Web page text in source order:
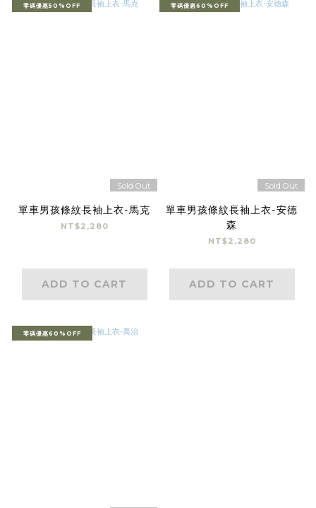
零碼優惠50%OFF
Sold Out
單車男孩條紋長袖上衣-馬克
NT$2,280
ADD TO CART
零碼優惠60%OFF
Sold Out
單車男孩條紋長袖上衣-安德
森
NT$2,280
ADD TO CART
零碼優惠60%OFF